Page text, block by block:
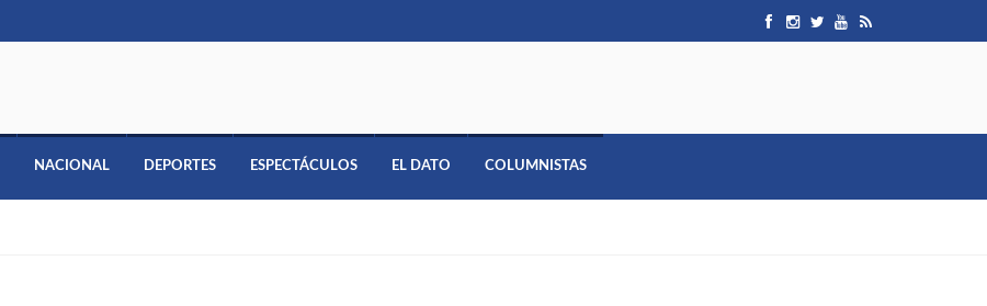
NACIONAL DEPORTES ESPECTÁCULOS EL DATO COLUMNISTAS